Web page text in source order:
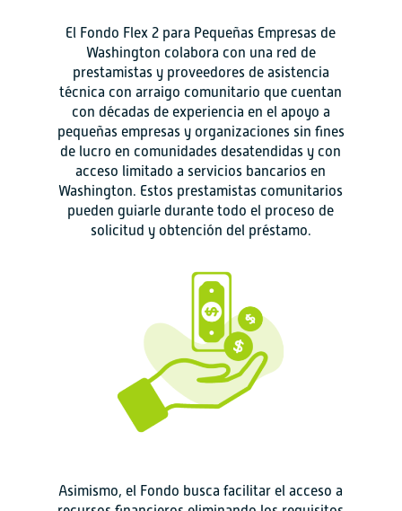
El Fondo Flex 2 para Pequeñas Empresas de
Washington colabora con una red de
prestamistas y proveedores de asistencia
técnica con arraigo comunitario que cuentan
con décadas de experiencia en el apoyo a
pequeñas empresas y organizaciones sin fines
de lucro en comunidades desatendidas y con
acceso limitado a servicios bancarios en
Washington. Estos prestamistas comunitarios
pueden guiarle durante todo el proceso de
solicitud y obtención del préstamo.
Asimismo, el Fondo busca facilitar el acceso a